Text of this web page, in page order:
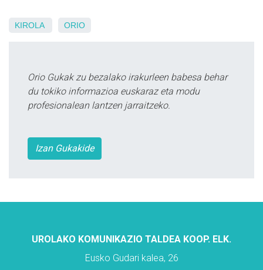
KIROLA ORIO
Orio Gukak zu bezalako irakurleen babesa behar
du tokiko informazioa euskaraz eta modu
profesionalean lantzen jarraitzeko.
Izan Gukakide
UROLAKO KOMUNIKAZIO TALDEA KOOP. ELK.
Eusko Gudari kalea, 26